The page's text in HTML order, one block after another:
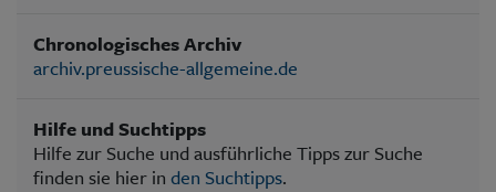
Chronologisches Archiv
archiv.preussische-allgemeine.de
Hilfe und Suchtipps
Hilfe zur Suche und ausführliche Tipps zur Suche
finden sie hier in den Suchtipps.